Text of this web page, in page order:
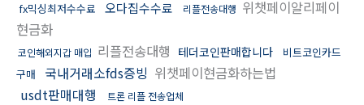
fx믹싱최저수수료 오다집수수료 리플전송대행 위챗페이알리페이
현금화
코인해외지갑 매입 리플전송대행 테더코인판매합니다
비트코인카드
구매
국내거래소fds증빙 위챗페이현금화하는법
usdt판매대행
트론 리플 전송업체